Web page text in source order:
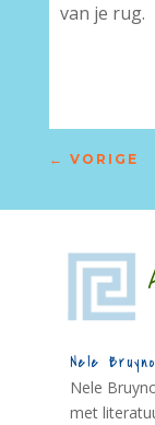
van je rug.
← VORIGE
Nele
Nele
met